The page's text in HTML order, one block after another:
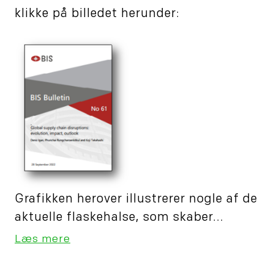
klikke på billedet herunder:
Grafikken herover illustrerer nogle af de
aktuelle flaskehalse, som skaber...
Læs mere